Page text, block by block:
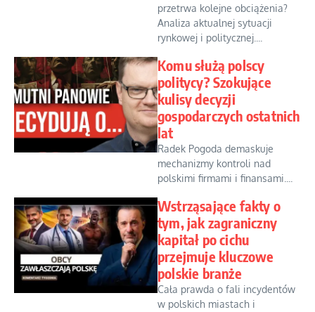
przetrwa kolejne obciążenia?
Analiza aktualnej sytuacji
rynkowej i politycznej....
Komu służą polscy
politycy? Szokujące
kulisy decyzji
gospodarczych ostatnich
lat
Radek Pogoda demaskuje
mechanizmy kontroli nad
polskimi firmami i finansami....
Wstrząsające fakty o
tym, jak zagraniczny
kapitał po cichu
przejmuje kluczowe
polskie branże
Cała prawda o fali incydentów
w polskich miastach i